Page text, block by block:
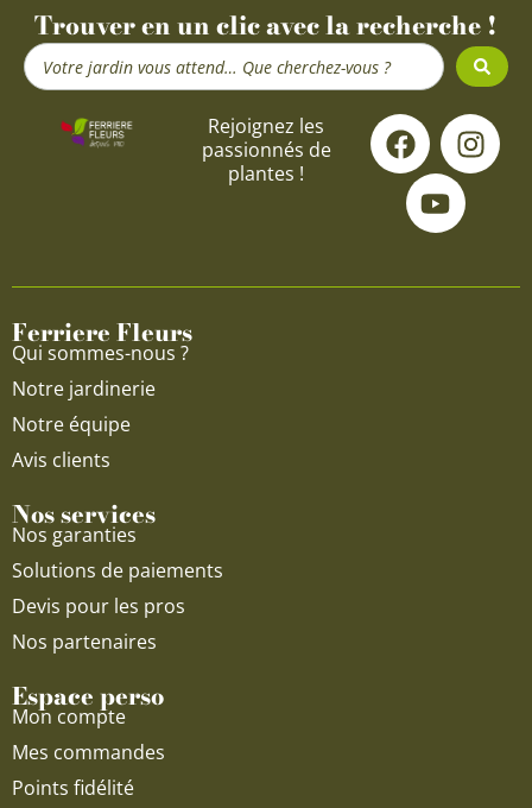
Trouver en un clic avec la recherche !
Search
...
Rejoignez les
passionnés de
plantes !
F
a
c
e
o
I
n
s
g
Y
o
u
t
u
b
Ferriere Fleurs
Qui sommes-nous ?
Notre jardinerie
Notre équipe
Avis clients
Nos services
Nos garanties
Solutions de paiements
Devis pour les pros
Nos partenaires
Espace perso
Mon compte
Mes commandes
Points fidélité